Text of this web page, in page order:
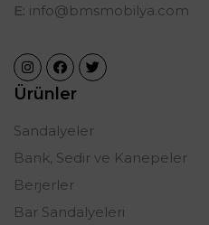
E: info@bmsmobilya.com
Ürünler
Sandalyeler
Bank, Sedir ve Kanepeler
Berjerler
Bar Sandalyeleri